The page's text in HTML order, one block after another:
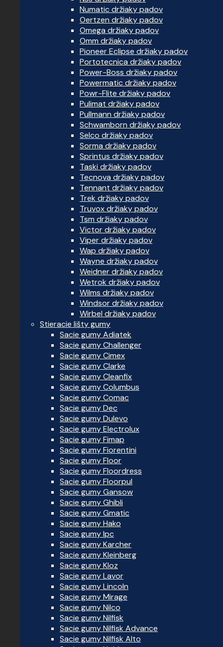
Numatic držiaky padov
Oertzen držiaky padov
Omega držiaky padov
Omm držiaky padov
Pioneer Eclipse držiaky padov
Portotecnica držiaky padov
Power-Boss držiaky padov
Powermatic držiaky padov
Powr-Flite držiaky padov
Pulimat držiaky padov
Pullmann držiaky padov
Schwamborn držiaky padov
Selco držiaky padov
Sorma držiaky padov
Sprintus držiaky padov
Taski držiaky padov
Tecnova držiaky padov
Tennant držiaky padov
Trek držiaky padov
Truvox držiaky padov
Tsm držiaky padov
Victor držiaky padov
Viper držiaky padov
Wap držiaky padov
Wayne držiaky padov
Weidner držiaky padov
Wetrok držiaky padov
Wilms držiaky padov
Windsor držiaky padov
Wirbel držiaky padov
Stieracie lišty gumy
Sacie gumy Adiatek
Sacie gumy Challenger
Sacie gumy Cimex
Sacie gumy Clarke
Sacie gumy Cleanfix
Sacie gumy Columbus
Sacie gumy Comac
Sacie gumy Dec
Sacie gumy Dulevo
Sacie gumy Electrolux
Sacie gumy Fimap
Sacie gumy Fiorentini
Sacie gumy Floor
Sacie gumy Floordress
Sacie gumy Floorpul
Sacie gumy Gansow
Sacie gumy Ghibli
Sacie gumy Gmatic
Sacie gumy Hako
Sacie gumy Ipc
Sacie gumy Karcher
Sacie gumy Kleinberg
Sacie gumy Kloz
Sacie gumy Lavor
Sacie gumy Lincoln
Sacie gumy Mirage
Sacie gumy Nilco
Sacie gumy Nilfisk
Sacie gumy Nilfisk Advance
Sacie gumy Nilfisk Alto